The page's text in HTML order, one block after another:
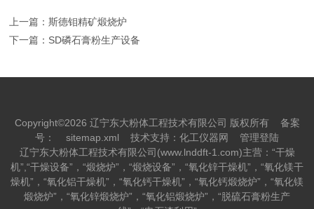
上一篇：斯德钼精矿煅烧炉
下一篇： SD磷石膏粉生产设备
Copyright©2026 辽宁东大粉体工程技术有限公司 版权所有 备案
号：
sitemap.xml 技术支持： 化工仪器网
管理登陆
辽宁东大粉体工程技术有限公司(www.lnddft-1.com)主营：“干燥
机”,“干燥设备”，“煅烧炉”，“煅烧设备”，“氧化锌干燥机”，“氧化镁干
燥机”，“氧化铝干燥机”，“氧化钙干燥机”，“氧化钙煅烧炉”，“氧化镁
煅烧炉”，“氧化锌煅烧炉”，“氧化铝煅烧炉”，“脱硫石膏粉生产